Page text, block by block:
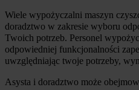
Wiele wypożyczalni maszyn
doradztwo w zakresie wyboru
Twoich potrzeb. Personel
odpowiedniej funkcjonalności
uwzględniając twoje potrzeby,
Asysta i doradztwo może